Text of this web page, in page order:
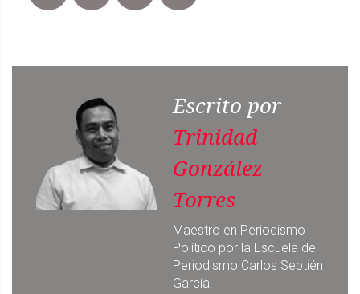
Escrito por
Trinidad
González
Torres
Maestro en Periodismo
Político por la Escuela de
Periodismo Carlos Septién
García.